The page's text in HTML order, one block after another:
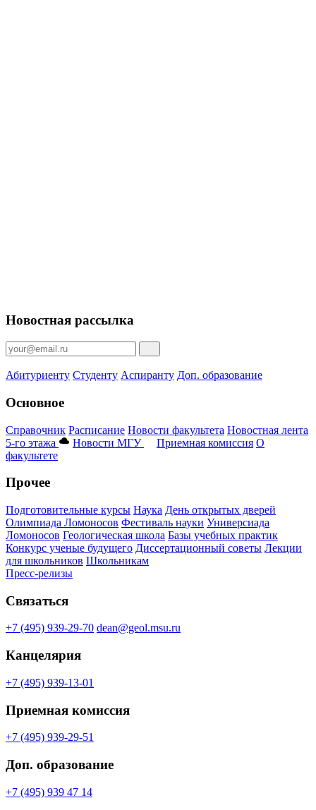
Новостная рассылка
Абитуриенту Студенту Аспиранту Доп. образование
Основное
Справочник Расписание Новости факультета Новостная лента
5-го этажа
Новости МГУ Приемная комиссия О
факультете
Прочее
Подготовительные курсы Наука День открытых дверей
Олимпиада Ломоносов Фестиваль науки Универсиада
Ломоносов Геологическая школа Базы учебных практик
Конкурс ученые будущего Диссертационный советы Лекции
для школьников Школьникам
Пресс-релизы
Связаться
+7 (495) 939-29-70 dean@geol.msu.ru
Канцелярия
+7 (495) 939-13-01
Приемная комиссия
+7 (495) 939-29-51
Доп. образование
+7 (495) 939 47 14